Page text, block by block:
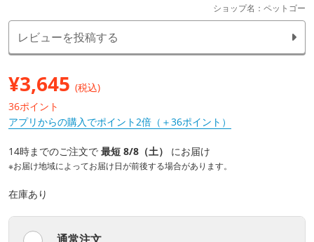
ショップ名：ペットゴー
レビューを投稿する
¥3,645 (税込)
36ポイント
アプリからの購入でポイント2倍（＋36ポイント）
14時までのご注文で 最短 8/8（土） にお届け
※お届け地域によってお届け日が前後する場合があります。
在庫あり